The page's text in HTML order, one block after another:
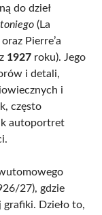
do dzieł
(La
Pierre’a
1927 roku). Jego
i detali,
i
często
autoportret
27), gdzie
Dzieło to,